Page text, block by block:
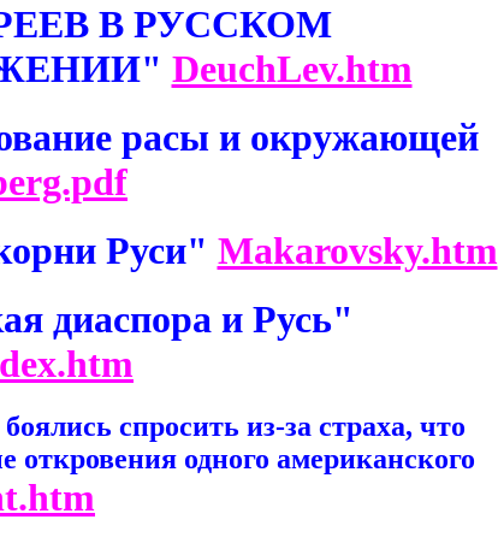
В РУССКОМ
DeuchLev.htm
расы и окружающей
Руси" Makarovsky.htm
диаспора и Русь"
спросить из-за страха, что
одного американского